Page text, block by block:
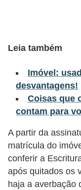
Leia também
Imóvel:
desvantagens!
Coisas que
contam para
A partir da
matrícula do
conferir a
após quitados os
haja a averbação
i
e
f
i
n
a
n